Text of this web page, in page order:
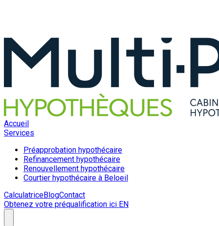
Accueil
Services
Préapprobation hypothécaire
Refinancement hypothécaire
Renouvellement hypothécaire
Courtier hypothécaire à Beloeil
CalculatriceBlogContact
Obtenez votre préqualification ici EN